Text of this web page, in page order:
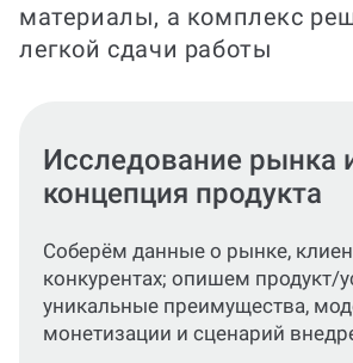
материалы, а комплекс
легкой сдачи работы
Финансы и
модель
Разработаем бюджет, прогноз
себестоимость, маржу и
рассчитaем окупаемость,
ключевые операционные